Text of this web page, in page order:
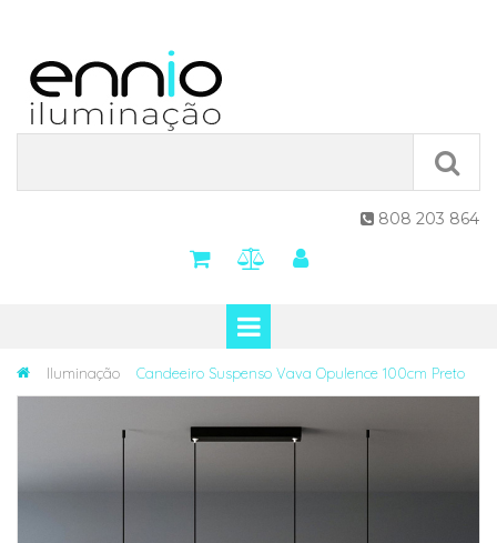
 808 203 864
Iluminação Candeeiro Suspenso Vava Opulence 100cm Preto